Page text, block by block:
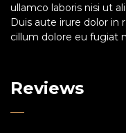
ullamco laboris nisi ut
Duis aute irure dolor in
cillum dolore eu fugiat
Reviews